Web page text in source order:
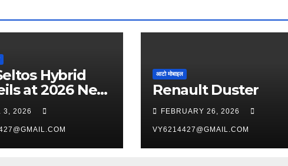
Hybrid
at 2026 New
International
Show
3, 2026
आटो मोबाइल
Renault Duster
FEBRUARY 26, 2026
VY6214427@GMAIL.COM